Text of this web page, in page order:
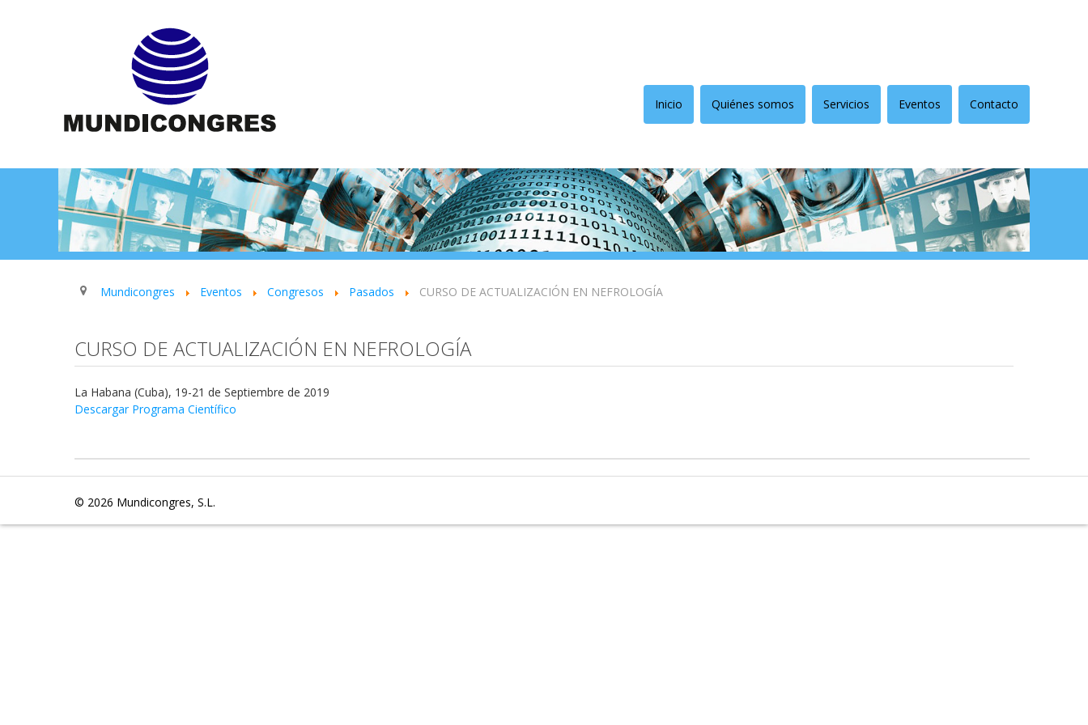
Inicio Quiénes somos Servicios Eventos Contacto
Mundicongres Eventos Congresos Pasados CURSO DE ACTUALIZACIÓN EN NEFROLOGÍA
CURSO DE ACTUALIZACIÓN EN NEFROLOGÍA
La Habana (Cuba), 19-21 de Septiembre de 2019
Descargar Programa Científico
© 2026 Mundicongres, S.L.